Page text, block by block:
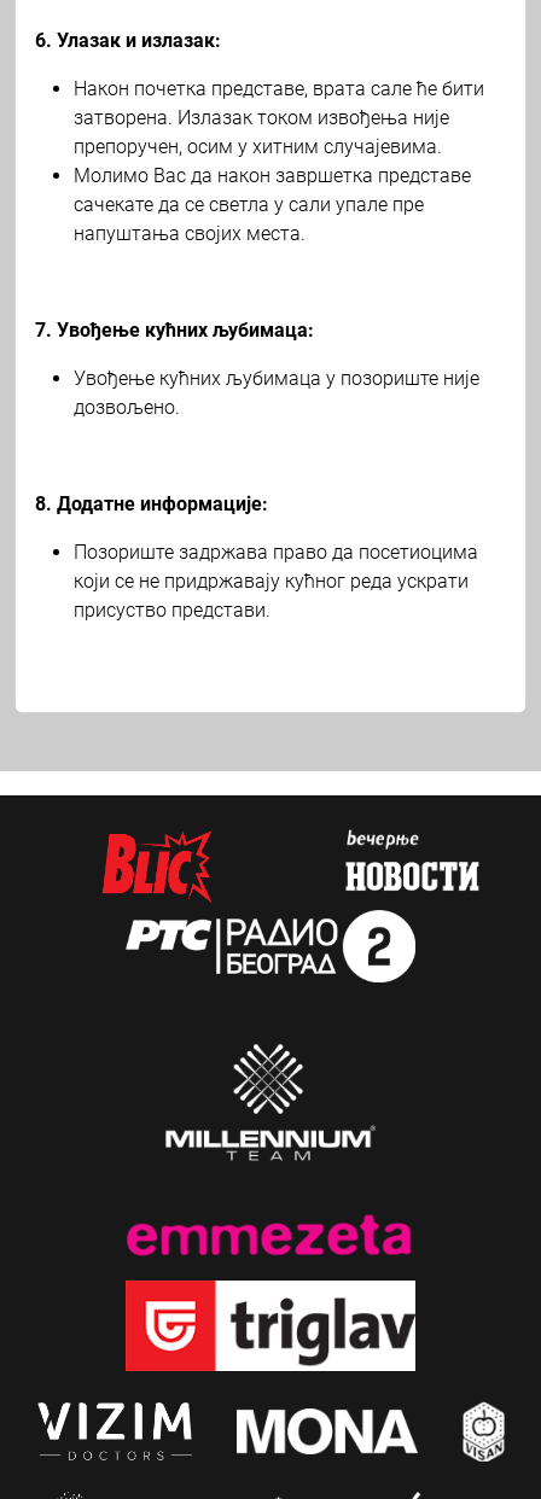
6. Улазак и излазак:
Након почетка представе, врата сале ће бити
затворена. Излазак током извођења није
препоручен, осим у хитним случајевима.
Молимо Вас да након завршетка представе
сачекате да се светла у сали упале пре
напуштања својих места.
7. Увођење кућних љубимаца:
Увођење кућних љубимаца у позориште није
дозвољено.
8. Додатне информације:
Позориште задржава право да посетиоцима
који се не придржавају кућног реда ускрати
присуство представи.